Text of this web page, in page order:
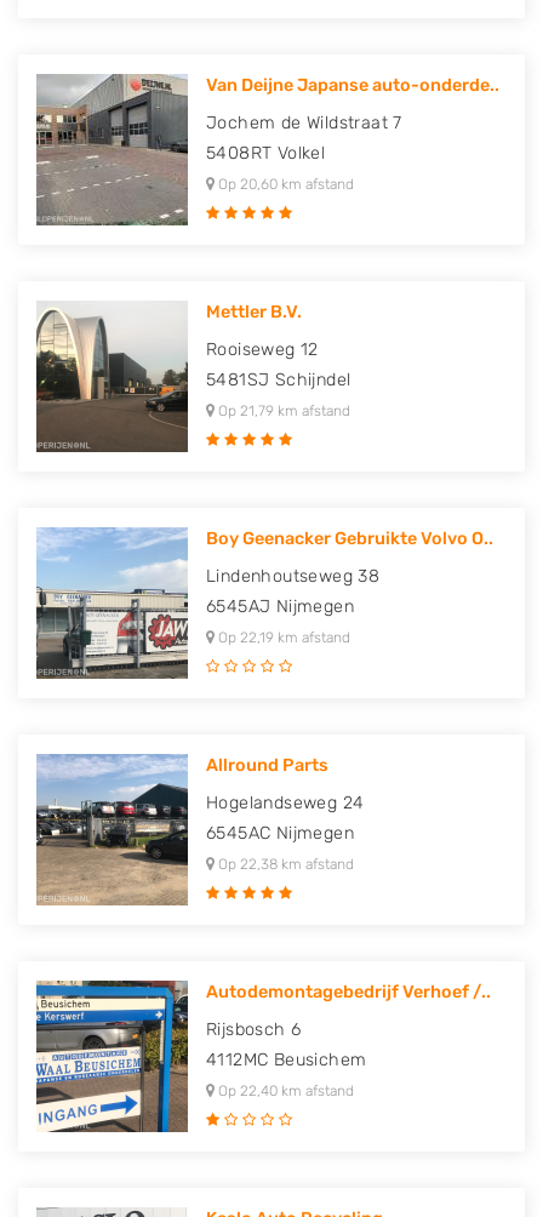
Van Deijne Japanse auto-onderde..
Jochem de Wildstraat 7
5408RT Volkel
Op 20,60 km afstand
Mettler B.V.
Rooiseweg 12
5481SJ Schijndel
Op 21,79 km afstand
Boy Geenacker Gebruikte Volvo O..
Lindenhoutseweg 38
6545AJ Nijmegen
Op 22,19 km afstand
Allround Parts
Hogelandseweg 24
6545AC Nijmegen
Op 22,38 km afstand
Autodemontagebedrijf Verhoef /..
Rijsbosch 6
4112MC Beusichem
Op 22,40 km afstand